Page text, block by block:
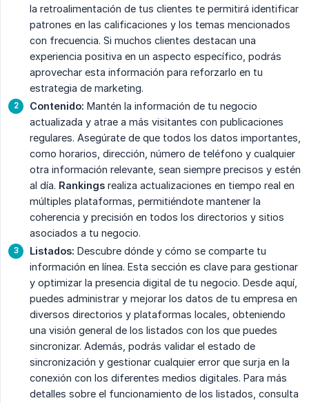
la retroalimentación de tus clientes te permitirá identificar
patrones en las calificaciones y los temas mencionados
con frecuencia. Si muchos clientes destacan una
experiencia positiva en un aspecto específico, podrás
aprovechar esta información para reforzarlo en tu
estrategia de marketing.
Contenido: Mantén la información de tu negocio
actualizada y atrae a más visitantes con publicaciones
regulares. Asegúrate de que todos los datos importantes,
como horarios, dirección, número de teléfono y cualquier
otra información relevante, sean siempre precisos y estén
al día. Rankings realiza actualizaciones en tiempo real en
múltiples plataformas, permitiéndote mantener la
coherencia y precisión en todos los directorios y sitios
asociados a tu negocio.
Listados: Descubre dónde y cómo se comparte tu
información en línea. Esta sección es clave para gestionar
y optimizar la presencia digital de tu negocio. Desde aquí,
puedes administrar y mejorar los datos de tu empresa en
diversos directorios y plataformas locales, obteniendo
una visión general de los listados con los que puedes
sincronizar. Además, podrás validar el estado de
sincronización y gestionar cualquier error que surja en la
conexión con los diferentes medios digitales. Para más
detalles sobre el funcionamiento de los listados, consulta